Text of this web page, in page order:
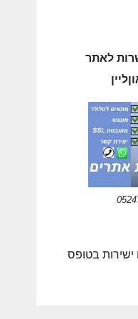
– 0524748988 אפשרות לאתר
בטופס